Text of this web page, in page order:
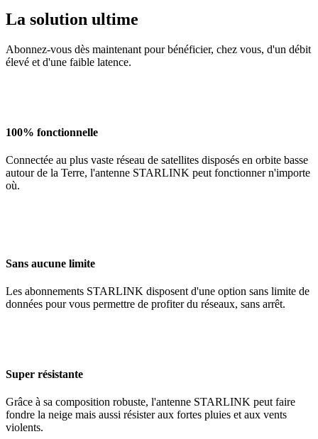
La solution ultime
Abonnez-vous dès maintenant pour bénéficier, chez vous, d'un débit
élevé et d'une faible latence.
100% fonctionnelle
Connectée au plus vaste réseau de satellites disposés en orbite basse
autour de la Terre, l'antenne STARLINK peut fonctionner n'importe
où.
Sans aucune limite
Les abonnements STARLINK disposent d'une option sans limite de
données pour vous permettre de profiter du réseaux, sans arrêt.
Super résistante
Grâce à sa composition robuste, l'antenne STARLINK peut faire
fondre la neige mais aussi résister aux fortes pluies et aux vents
violents.